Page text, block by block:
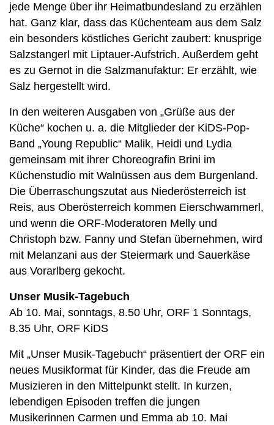
jede Menge über ihr Heimatbundesland zu erzählen
hat. Ganz klar, dass das Küchenteam aus dem Salz
ein besonders köstliches Gericht zaubert: knusprige
Salzstangerl mit Liptauer-Aufstrich. Außerdem geht
es zu Gernot in die Salzmanufaktur: Er erzählt, wie
Salz hergestellt wird.
In den weiteren Ausgaben von „Grüße aus der
Küche“ kochen u. a. die Mitglieder der KiDS-Pop-
Band „Young Republic“ Malik, Heidi und Lydia
gemeinsam mit ihrer Choreografin Brini im
Küchenstudio mit Walnüssen aus dem Burgenland.
Die Überraschungszutat aus Niederösterreich ist
Reis, aus Oberösterreich kommen Eierschwammerl,
und wenn die ORF-Moderatoren Melly und
Christoph bzw. Fanny und Stefan übernehmen, wird
mit Melanzani aus der Steiermark und Sauerkäse
aus Vorarlberg gekocht.
Unser Musik-Tagebuch
Ab 10. Mai, sonntags, 8.50 Uhr, ORF 1 Sonntags,
8.35 Uhr, ORF KiDS
Mit „Unser Musik-Tagebuch“ präsentiert der ORF ein
neues Musikformat für Kinder, das die Freude am
Musizieren in den Mittelpunkt stellt. In kurzen,
lebendigen Episoden treffen die jungen
Musikerinnen Carmen und Emma ab 10. Mai